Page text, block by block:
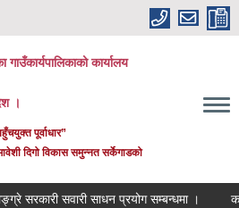
गाउँकार्यपालिकाको कार्यालय
।
पूर्वाधार”
दिगो विकास समुन्नत सर्केगाडको
सरकारी सवारी साधन प्रयोग सम्बन्धमा ।